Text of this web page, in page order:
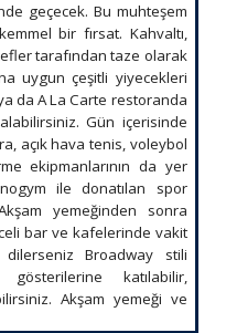
geçecek. Bu muhteşem
bir fırsat. Kahvaltı,
tarafından taze olarak
uygun çeşitli yiyecekleri
da A La Carte restoranda
Gün içerisinde
açık hava tenis, voleybol
ekipmanlarının da yer
ile donatılan spor
yemeğinden sonra
bar ve kafelerinde vakit
Broadway stili
katılabilir,
Akşam yemeği ve